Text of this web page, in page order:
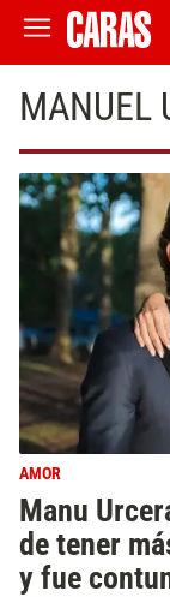
MANUEL
AMOR
Manu
de tener
y fue